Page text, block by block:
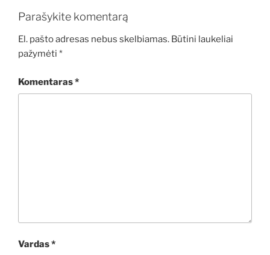
Parašykite komentarą
El. pašto adresas nebus skelbiamas. Būtini laukeliai
pažymėti *
Komentaras*
Vardas*